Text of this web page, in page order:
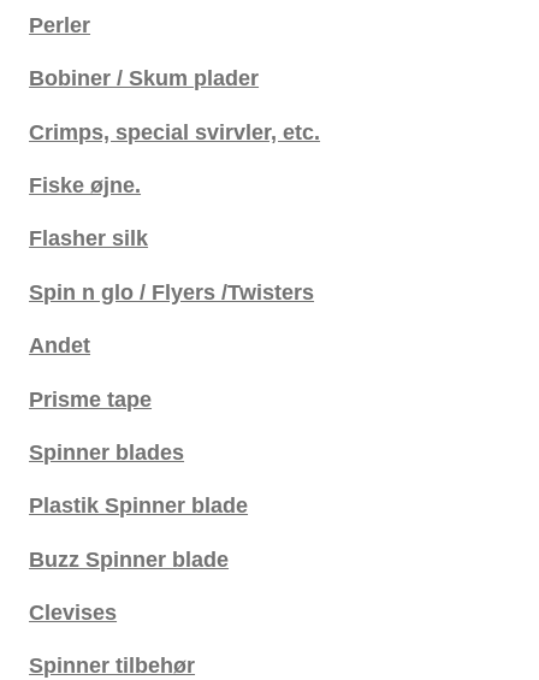
Perler
Bobiner / Skum plader
Crimps, special svirvler, etc.
Fiske øjne.
Flasher silk
Spin n glo / Flyers /Twisters
Andet
Prisme tape
Spinner blades
Plastik Spinner blade
Buzz Spinner blade
Clevises
Spinner tilbehør